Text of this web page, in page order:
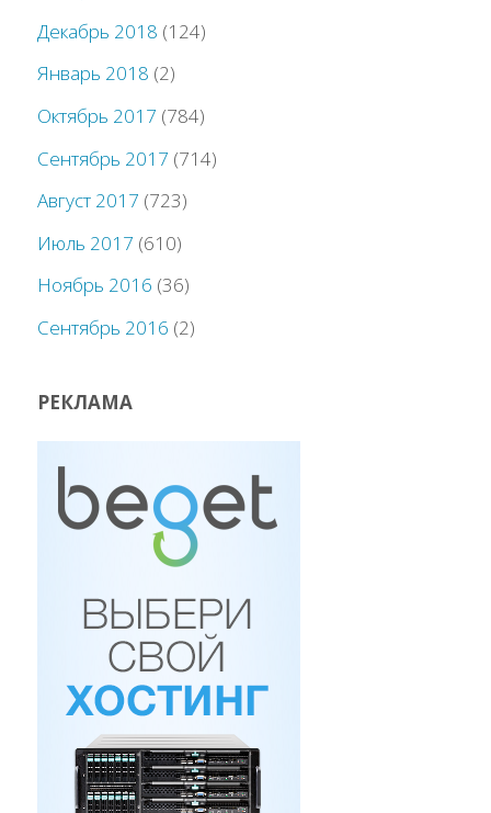
Декабрь 2018 (124)
Январь 2018 (2)
Октябрь 2017 (784)
Сентябрь 2017 (714)
Август 2017 (723)
Июль 2017 (610)
Ноябрь 2016 (36)
Сентябрь 2016 (2)
РЕКЛАМА